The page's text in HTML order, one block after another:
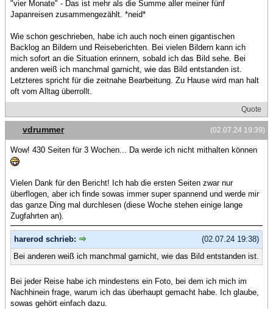
"vier Monate" - Das ist mehr als die Summe aller meiner fünf
Japanreisen zusammengezählt. *neid*
Wie schon geschrieben, habe ich auch noch einen gigantischen
Backlog an Bildern und Reiseberichten. Bei vielen Bildern kann ich
mich sofort an die Situation erinnern, sobald ich das Bild sehe. Bei
anderen weiß ich manchmal garnicht, wie das Bild entstanden ist.
Letzteres spricht für die zeitnahe Bearbeitung. Zu Hause wird man halt
oft vom Alltag überrollt.
Quote
(02.07.24 19:39)
vdrummer
Wow! 430 Seiten für 3 Wochen... Da werde ich nicht mithalten können
Vielen Dank für den Bericht! Ich hab die ersten Seiten zwar nur
überflogen, aber ich finde sowas immer super spannend und werde mir
das ganze Ding mal durchlesen (diese Woche stehen einige lange
Zugfahrten an).
(02.07.24 19:38)
harerod schrieb:
Bei anderen weiß ich manchmal garnicht, wie das Bild entstanden ist.
Bei jeder Reise habe ich mindestens ein Foto, bei dem ich mich im
Nachhinein frage, warum ich das überhaupt gemacht habe. Ich glaube,
sowas gehört einfach dazu.